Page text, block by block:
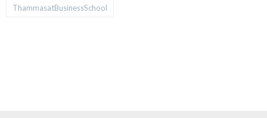
ThammasatBusinessSchool